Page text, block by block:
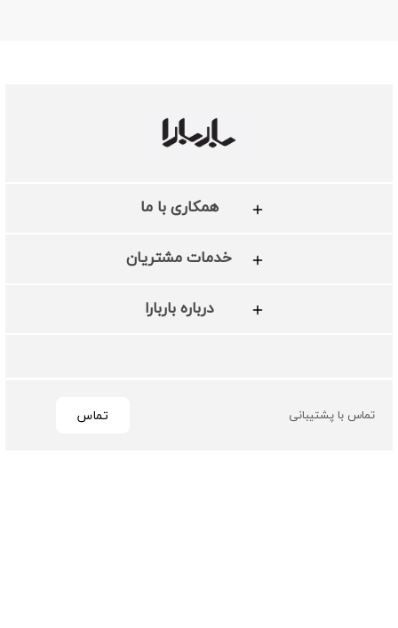
همکاری با ما
خدمات مشتریان
درباره باربارا
تماس با پشتیبانی تماس